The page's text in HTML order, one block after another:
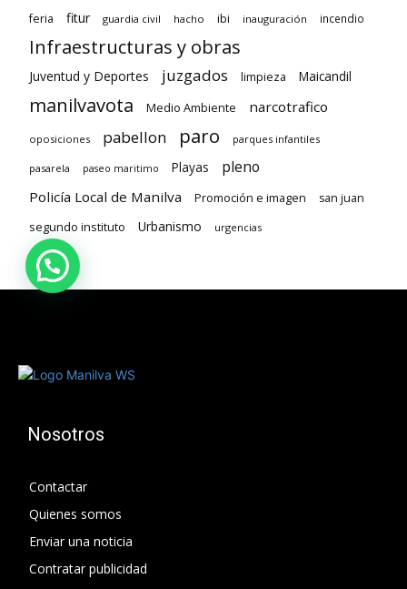
feria fitur guardia civil hacho ibi inauguración incendio
Infraestructuras y obras
Juventud y Deportes juzgados limpieza Maicandil
manilvavota Medio Ambiente narcotrafico
oposiciones pabellon paro parques infantiles
pasarela paseo maritimo Playas pleno
Policía Local de Manilva Promoción e imagen san juan
segundo instituto Urbanismo urgencias
Nosotros
Contactar
Quienes somos
Enviar una noticia
Contratar publicidad